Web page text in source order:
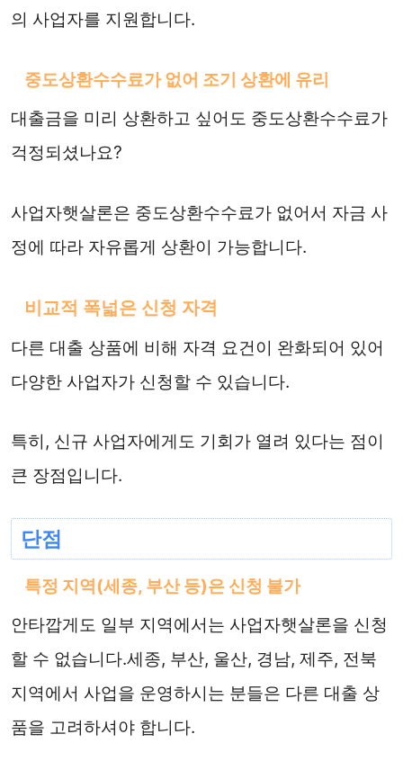
의 사업자를 지원합니다.
중도상환수수료가 없어 조기 상환에 유리
대출금을 미리 상환하고 싶어도 중도상환수수료가
걱정되셨나요?
사업자햇살론은 중도상환수수료가 없어서 자금 사
정에 따라 자유롭게 상환이 가능합니다.
비교적 폭넓은 신청 자격
다른 대출 상품에 비해 자격 요건이 완화되어 있어
다양한 사업자가 신청할 수 있습니다.
특히, 신규 사업자에게도 기회가 열려 있다는 점이
큰 장점입니다.
단점
특정 지역(세종, 부산 등)은 신청 불가
안타깝게도 일부 지역에서는 사업자햇살론을 신청
할 수 없습니다.세종, 부산, 울산, 경남, 제주, 전북
지역에서 사업을 운영하시는 분들은 다른 대출 상
품을 고려하셔야 합니다.